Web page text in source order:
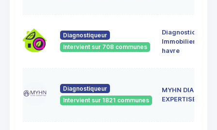
Diagnostiqueur
Intervient sur 708 communes
Diagnostic
Immobilier le
havre
Diagnostiqueur
Intervient sur 1821 communes
MYHN DIAG
EXPERTISE